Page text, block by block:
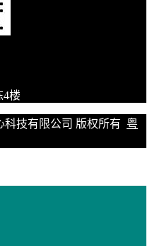
4楼
科技有限公司 版权所有 粤